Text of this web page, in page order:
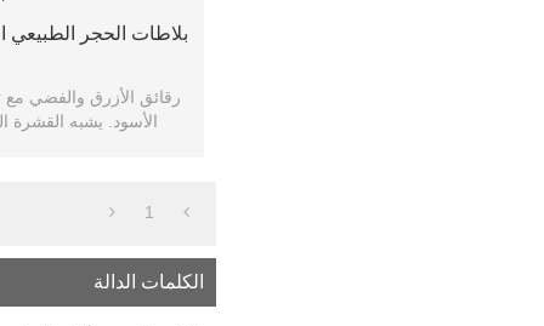
بلاطات الحجر الطبيعي
رقائق الأزرق والفضي مع
الأسود. يشبه القشرة
1
الكلمات الدالة